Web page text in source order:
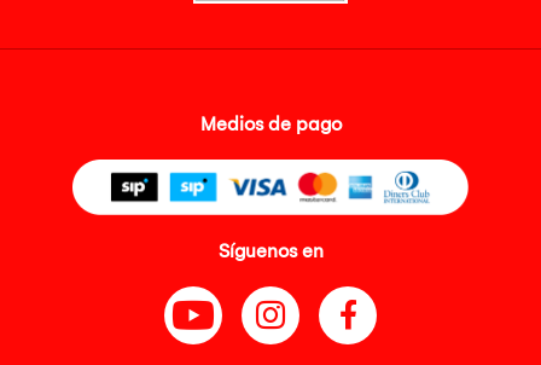
Medios de pago
Síguenos en